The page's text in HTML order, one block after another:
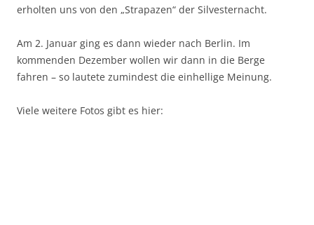
erholten uns von den „Strapazen“ der Silvesternacht.
Am 2. Januar ging es dann wieder nach Berlin. Im
kommenden Dezember wollen wir dann in die Berge
fahren – so lautete zumindest die einhellige Meinung.
Viele weitere Fotos gibt es hier: